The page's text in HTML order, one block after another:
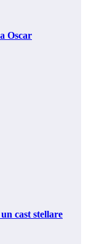
Oscar
cast stellare